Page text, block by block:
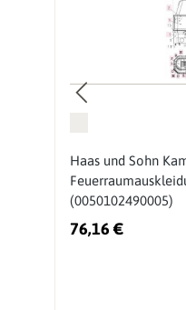
Haas und Sohn
(0050102490005)
76,16 €